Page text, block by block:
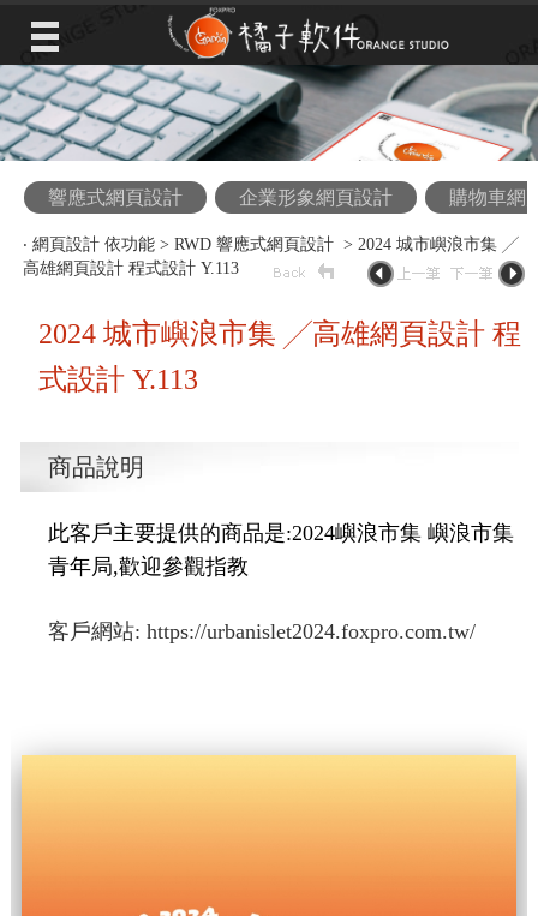
響應式網頁設計 企業形象網頁設計 購物車網
‧ 網頁設計 依功能> RWD 響應式網頁設計 > 2024 城市嶼浪市集 ╱
高雄網頁設計 程式設計 Y.113
2024 城市嶼浪市集 ╱高雄網頁設計 程
式設計 Y.113
商品說明
此客戶主要提供的商品是:2024嶼浪市集 嶼浪市集
青年局,歡迎參觀指教
客戶網站: https://urbanislet2024.foxpro.com.tw/